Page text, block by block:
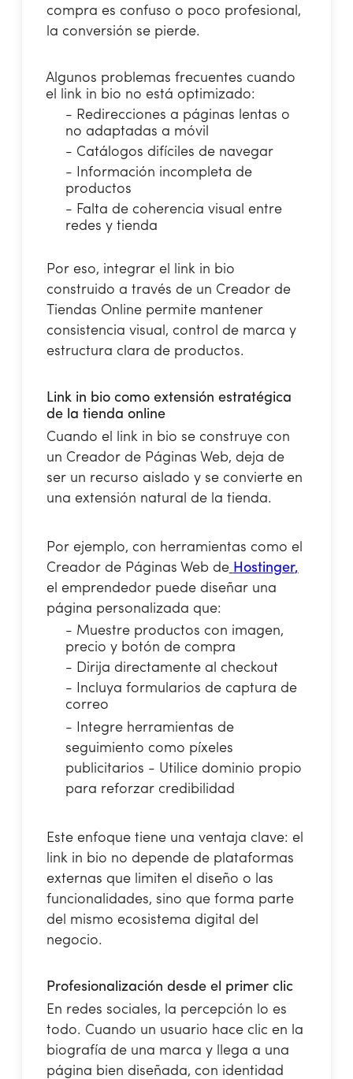
compra es confuso o poco profesional,
la conversión se pierde.
Algunos problemas frecuentes cuando
el link in bio no está optimizado:
- Redirecciones a páginas lentas o
no adaptadas a móvil
- Catálogos difíciles de navegar
- Información incompleta de
productos
- Falta de coherencia visual entre
redes y tienda
Por eso, integrar el link in bio
construido a través de un Creador de
Tiendas Online permite mantener
consistencia visual, control de marca y
estructura clara de productos.
Link in bio como extensión estratégica
de la tienda online
Cuando el link in bio se construye con
un Creador de Páginas Web, deja de
ser un recurso aislado y se convierte en
una extensión natural de la tienda.
Por ejemplo, con herramientas como el
Creador de Páginas Web de Hostinger,
el emprendedor puede diseñar una
página personalizada que:
- Muestre productos con imagen,
precio y botón de compra
- Dirija directamente al checkout
- Incluya formularios de captura de
correo
- Integre herramientas de
seguimiento como píxeles
publicitarios - Utilice dominio propio
para reforzar credibilidad
Este enfoque tiene una ventaja clave: el
link in bio no depende de plataformas
externas que limiten el diseño o las
funcionalidades, sino que forma parte
del mismo ecosistema digital del
negocio.
Profesionalización desde el primer clic
En redes sociales, la percepción lo es
todo. Cuando un usuario hace clic en la
biografía de una marca y llega a una
página bien diseñada, con identidad